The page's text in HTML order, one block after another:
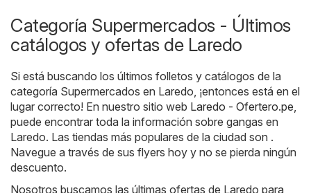
Categoría Supermercados - Últimos
catálogos y ofertas de Laredo
Si está buscando los últimos folletos y catálogos de la
categoría Supermercados en Laredo, ¡entonces está en el
lugar correcto! En nuestro sitio web Laredo - Ofertero.pe,
puede encontrar toda la información sobre gangas en
Laredo. Las tiendas más populares de la ciudad son .
Navegue a través de sus flyers hoy y no se pierda ningún
descuento.
Nosotros buscamos las últimas ofertas de Laredo para